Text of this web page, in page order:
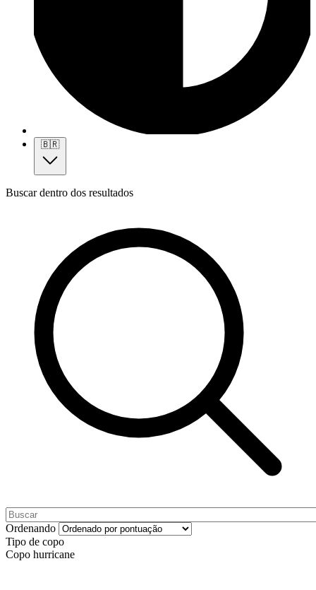
🇧🇷
Buscar dentro dos resultados
Ordenando
Tipo de copo
Copo hurricane